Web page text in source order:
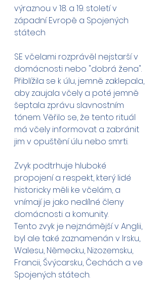
výraznou v 18. a 19. století v
západní Evropě a Spojených
státech
SE včelami rozprávěl nejstarší v
domácnosti nebo "dobrá žena".
Přiblížila se k úlu, jemně zaklepala,
aby zaujala včely a poté jemně
šeptala zprávu slavnostním
tónem. Věřilo se, že tento rituál
má včely informovat a zabránit
jim v opuštění úlu nebo smrti.
Zvyk podtrhuje hluboké
propojení a respekt, který lidé
historicky měli ke včelám, a
vnímají je jako nedílné členy
domácnosti a komunity.
Tento zvyk je nejznámější v Anglii,
byl ale také zaznamenán v Irsku,
Walesu, Německu, Nizozemsku,
Francii, Švýcarsku, Čechách a ve
Spojených státech.